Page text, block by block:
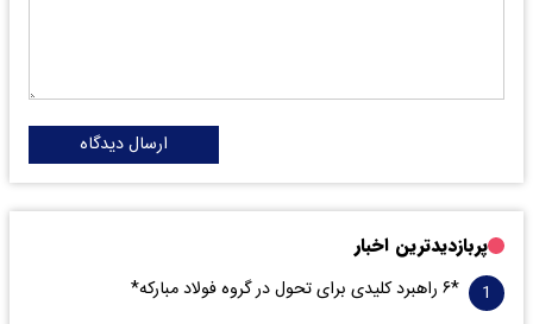
ارسال دیدگاه
پربازدیدترین اخبار
*۶ راهبرد کلیدی برای تحول در گروه فولاد مبارکه*